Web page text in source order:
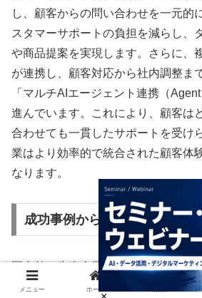
し、顧客からの問い合わせを一元的
スタマーサポートの負担を減らし、
や商品提案を実現します。さらに、
が連携し、顧客対応から社内調整ま
「マルチAIエージェント連携（
進んでいます。これにより、顧客は
合わせても一貫したサポートを受け
業はより効率的で統合された顧客体
なります。
成功事例から学ぶAIエージェ
国内外の先進企業がどのようにAIエ
ィングに導入し、成果を上げている
メニュー ホーム